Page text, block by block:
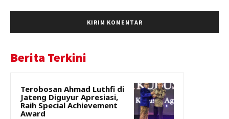
Berita Terkini
Terobosan Ahmad Luthfi di
Jateng Diguyur Apresiasi,
Raih Special Achievement
Award